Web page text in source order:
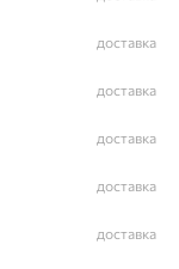
доставка
доставка
доставка
доставка
доставка